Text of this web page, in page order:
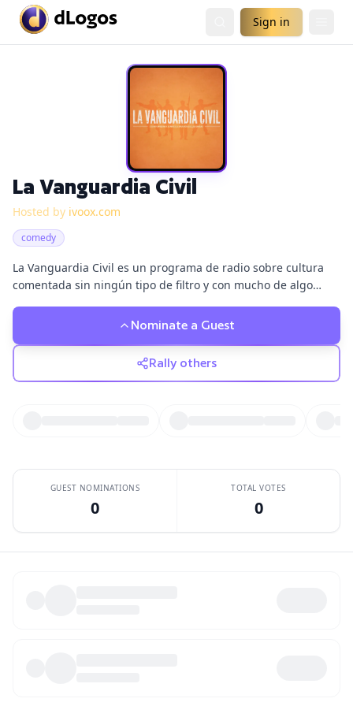
Sign in
La Vanguardia Civil
Hosted by ivoox.com
comedy
La Vanguardia Civil es un programa de radio sobre cultura
comentada sin ningún tipo de filtro y con mucho de algo
Alejandro Granero y Carles Miguel Romeu.
Nominate a Guest
Rally others
GUEST NOMINATIONS
0
TOTAL VOTES
0